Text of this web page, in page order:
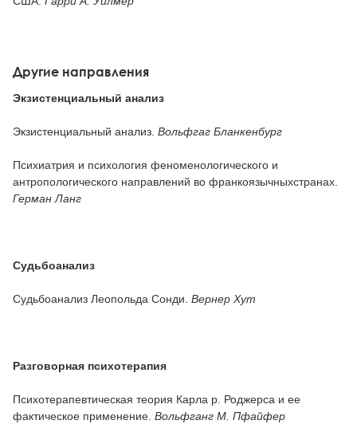
Другие направления
Экзистенциальный анализ
Экзистенциальный анализ. Вольфгаг Бланкенбург
Психиатрия и психология феноменологического и
антропологического направлений во франкоязычныхстранах.
Герман Ланг
Судьбоанализ
Судьбоанализ Леопольда Сонди. Вернер Хут
Разговорная психотерапия
Психотерапевтическая теория Карла р. Роджерса и ее
фактическое применение. Вольфганг М . Пфайфер